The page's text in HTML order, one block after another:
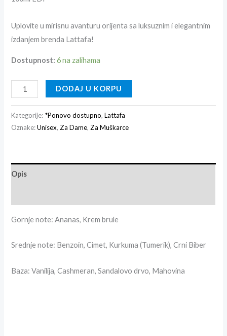
Uplovite u mirisnu avanturu orijenta sa luksuznim i elegantnim
izdanjem brenda Lattafa!
Dostupnost: 6 na zalihama
DODAJ U KORPU
Kategorije: *Ponovo dostupno,Lattafa
Oznake:Unisex, Za Dame, Za Muškarce
Opis
Gornje note: Ananas, Krem brule
Srednje note: Benzoin, Cimet, Kurkuma (Tumerik), Crni Biber
Baza: Vanilija, Cashmeran, Sandalovo drvo, Mahovina